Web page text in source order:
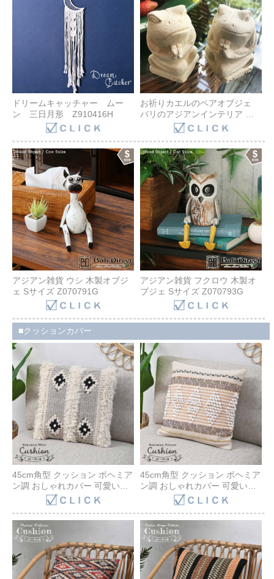
ドリームキャッチャー ムー
ン 三日月形 Z910416H
お祈りカエルのペアオブジェ
バリのアジアンインテリア か
えるの置物 パラス石 石像 石造
蛙の置き物 アジアンリゾート
バリ雑貨 母の日 プレゼント
Z201203N Bali Direct
アジアン雑貨 ウシ 木製オブジ
ェ Sサイズ Z070791G
アジアン雑貨 フクロウ 木製オ
ブジェ Sサイズ Z070793G
クッションカバー
45cm角型 クッション ボヘミア
ン調 おしゃれカバー 可愛いク
ッション 正方形 ホームデコ ボ
ーホー モロッカン モロカン 四
角 オールシーズン カバーセッ
ト ヌードクッション付き ファ
スナー付き インテリア
45×45cm ZDLU45MO
45cm角型 クッション ボヘミア
ン調 おしゃれカバー 可愛いク
ッション 正方形 ホームデコ ボ
ーホー モロッカン モロカン 四
角 オールシーズン カバーセッ
ト ヌードクッション付き ファ
スナー付き インテリア
45×45cm ZDLU45NA